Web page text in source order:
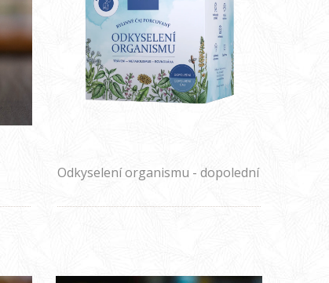
Odkyselení organismu - dopolední
PORCOVANÝ